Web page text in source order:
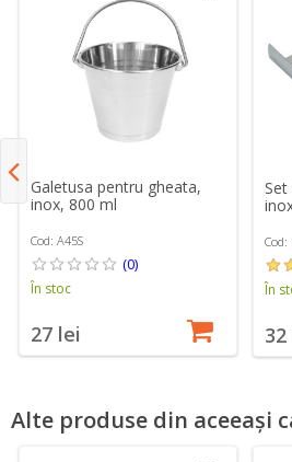
Galetusa pentru gheata,
inox, 800 ml
Cod: A45S
(0)
În stoc
27 lei
Cod:
În
Alte produse din aceeași